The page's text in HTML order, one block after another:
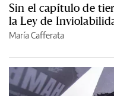
Sin el capítulo de
la Ley de
María Cafferata